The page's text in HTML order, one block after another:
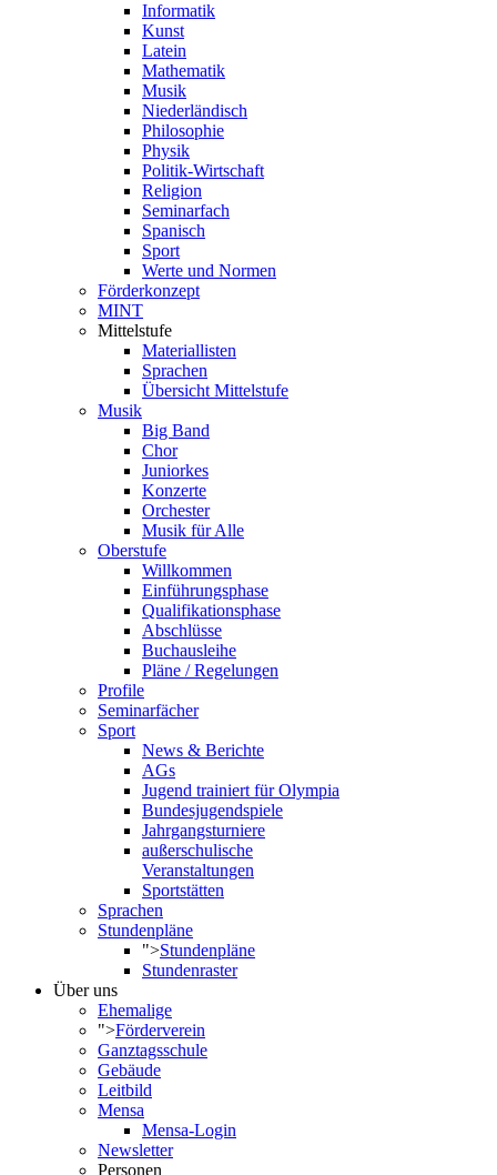
Informatik
Kunst
Latein
Mathematik
Musik
Niederländisch
Philosophie
Physik
Politik-Wirtschaft
Religion
Seminarfach
Spanisch
Sport
Werte und Normen
Förderkonzept
MINT
Mittelstufe
Materiallisten
Sprachen
Übersicht Mittelstufe
Musik
Big Band
Chor
Juniorkes
Konzerte
Orchester
Musik für Alle
Oberstufe
Willkommen
Einführungsphase
Qualifikationsphase
Abschlüsse
Buchausleihe
Pläne / Regelungen
Profile
Seminarfächer
Sport
News & Berichte
AGs
Jugend trainiert für Olympia
Bundesjugendspiele
Jahrgangsturniere
außerschulische
Veranstaltungen
Sportstätten
Sprachen
Stundenpläne
">Stundenpläne
Stundenraster
Über uns
Ehemalige
">Förderverein
Ganztagsschule
Gebäude
Leitbild
Mensa
Mensa-Login
Newsletter
Personen